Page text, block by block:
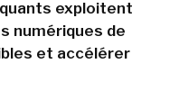
exploitent
numériques de
et accélérer